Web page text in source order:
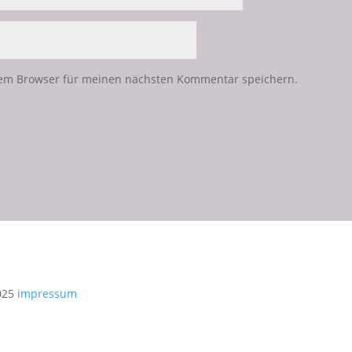
Browser für meinen nächsten Kommentar speichern.
impressum